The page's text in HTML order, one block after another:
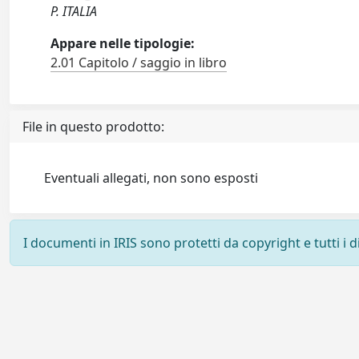
P. ITALIA
Appare nelle tipologie:
2.01 Capitolo / saggio in libro
File in questo prodotto:
Eventuali allegati, non sono esposti
I documenti in IRIS sono protetti da copyright e tutti i